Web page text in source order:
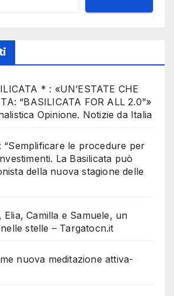
* : «UN’ESTATE CHE
“BASILICATA FOR ALL 2.0”»
Opinione. Notizie da Italia
“Semplificare le procedure per
La Basilicata può
della nuova stagione delle
Camilla e Samuele, un
stelle – Targatocn.it
nuova meditazione attiva-